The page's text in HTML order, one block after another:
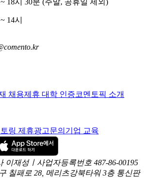
18시 30분 (주말, 공휴일 제외)
14시
채용제휴 대학 인증코멘토픽 소개
링 제휴광고문의 기업 교육
이재성ㅣ사업자등록번호 487-86-00195
칠패로 28, 메리츠강북타워 3층 통신판